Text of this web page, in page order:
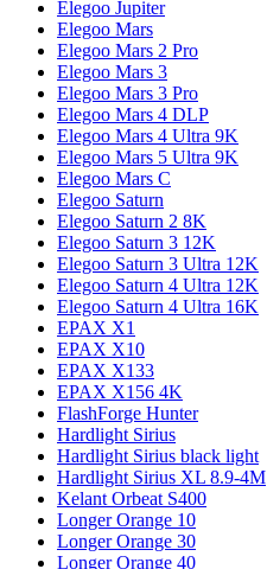
Elegoo Jupiter
Elegoo Mars
Elegoo Mars 2 Pro
Elegoo Mars 3
Elegoo Mars 3 Pro
Elegoo Mars 4 DLP
Elegoo Mars 4 Ultra 9K
Elegoo Mars 5 Ultra 9K
Elegoo Mars C
Elegoo Saturn
Elegoo Saturn 2 8K
Elegoo Saturn 3 12K
Elegoo Saturn 3 Ultra 12K
Elegoo Saturn 4 Ultra 12K
Elegoo Saturn 4 Ultra 16K
EPAX X1
EPAX X10
EPAX X133
EPAX X156 4K
FlashForge Hunter
Hardlight Sirius
Hardlight Sirius black light
Hardlight Sirius XL 8.9-4M
Kelant Orbeat S400
Longer Orange 10
Longer Orange 30
Longer Orange 40